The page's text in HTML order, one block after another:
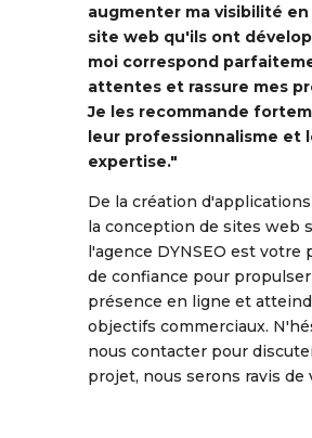
augmenter ma visibilité en
site web qu'ils ont
moi correspond
attentes et rassure mes
Je les recommande
leur professionnalisme et
expertise."
De la création
la conception de sites web
l'agence DYNSEO est votre
de confiance pour
présence en ligne et
objectifs commerciaux.
nous contacter pour
projet, nous serons ravis de